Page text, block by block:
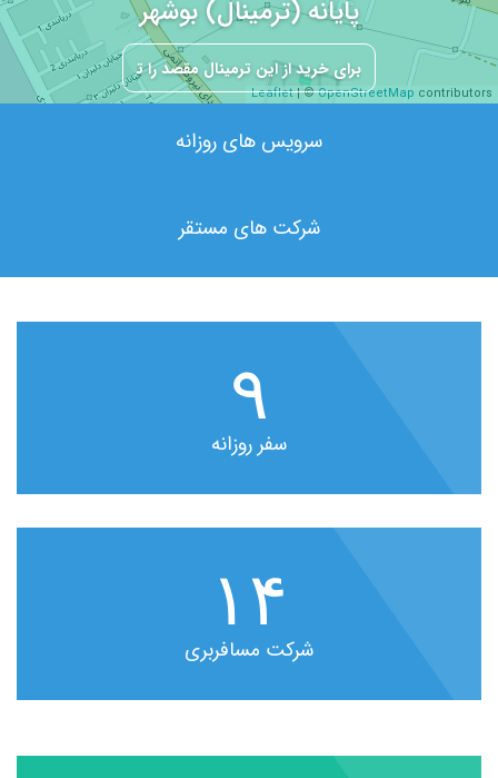
Leaflet| ©OpenStreetMap contributors
پایانه (ترمینال) بوشهر
سرویس های روزانه
شرکت های مستقر
۹
سفر روزانه
۱۴
شرکت مسافربری